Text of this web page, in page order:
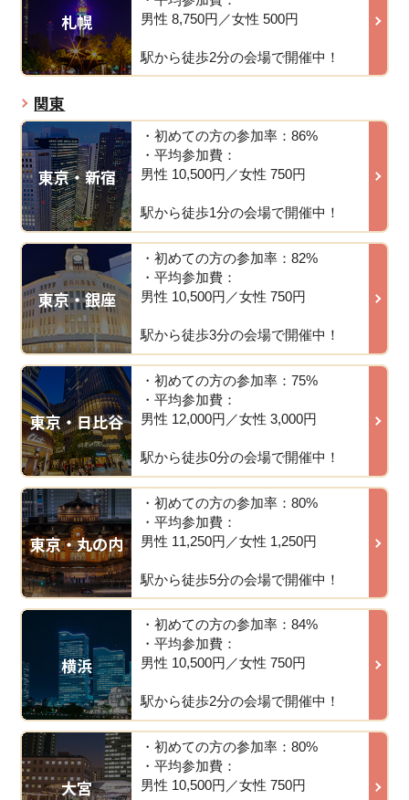
札幌
男性 8,750円／女性 500円
駅から徒歩2分の会場で開催中！
関東
東京・新宿
・初めての方の参加率：86%
・平均参加費：
男性 10,500円／女性 750円
駅から徒歩1分の会場で開催中！
東京・銀座
・初めての方の参加率：82%
・平均参加費：
男性 10,500円／女性 750円
駅から徒歩3分の会場で開催中！
東京・日比谷
・初めての方の参加率：75%
・平均参加費：
男性 12,000円／女性 3,000円
駅から徒歩0分の会場で開催中！
東京・丸の内
・初めての方の参加率：80%
・平均参加費：
男性 11,250円／女性 1,250円
駅から徒歩5分の会場で開催中！
横浜
・初めての方の参加率：84%
・平均参加費：
男性 10,500円／女性 750円
駅から徒歩2分の会場で開催中！
大宮
・初めての方の参加率：80%
・平均参加費：
男性 10,500円／女性 750円